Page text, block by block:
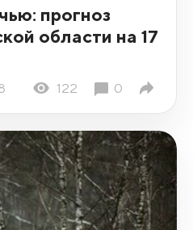
прогноз
области на 17
122 0